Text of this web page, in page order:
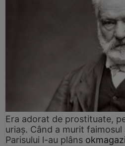
Era adorat de prostituate,
uriaș. Când a murit
Parisului l-au plâns